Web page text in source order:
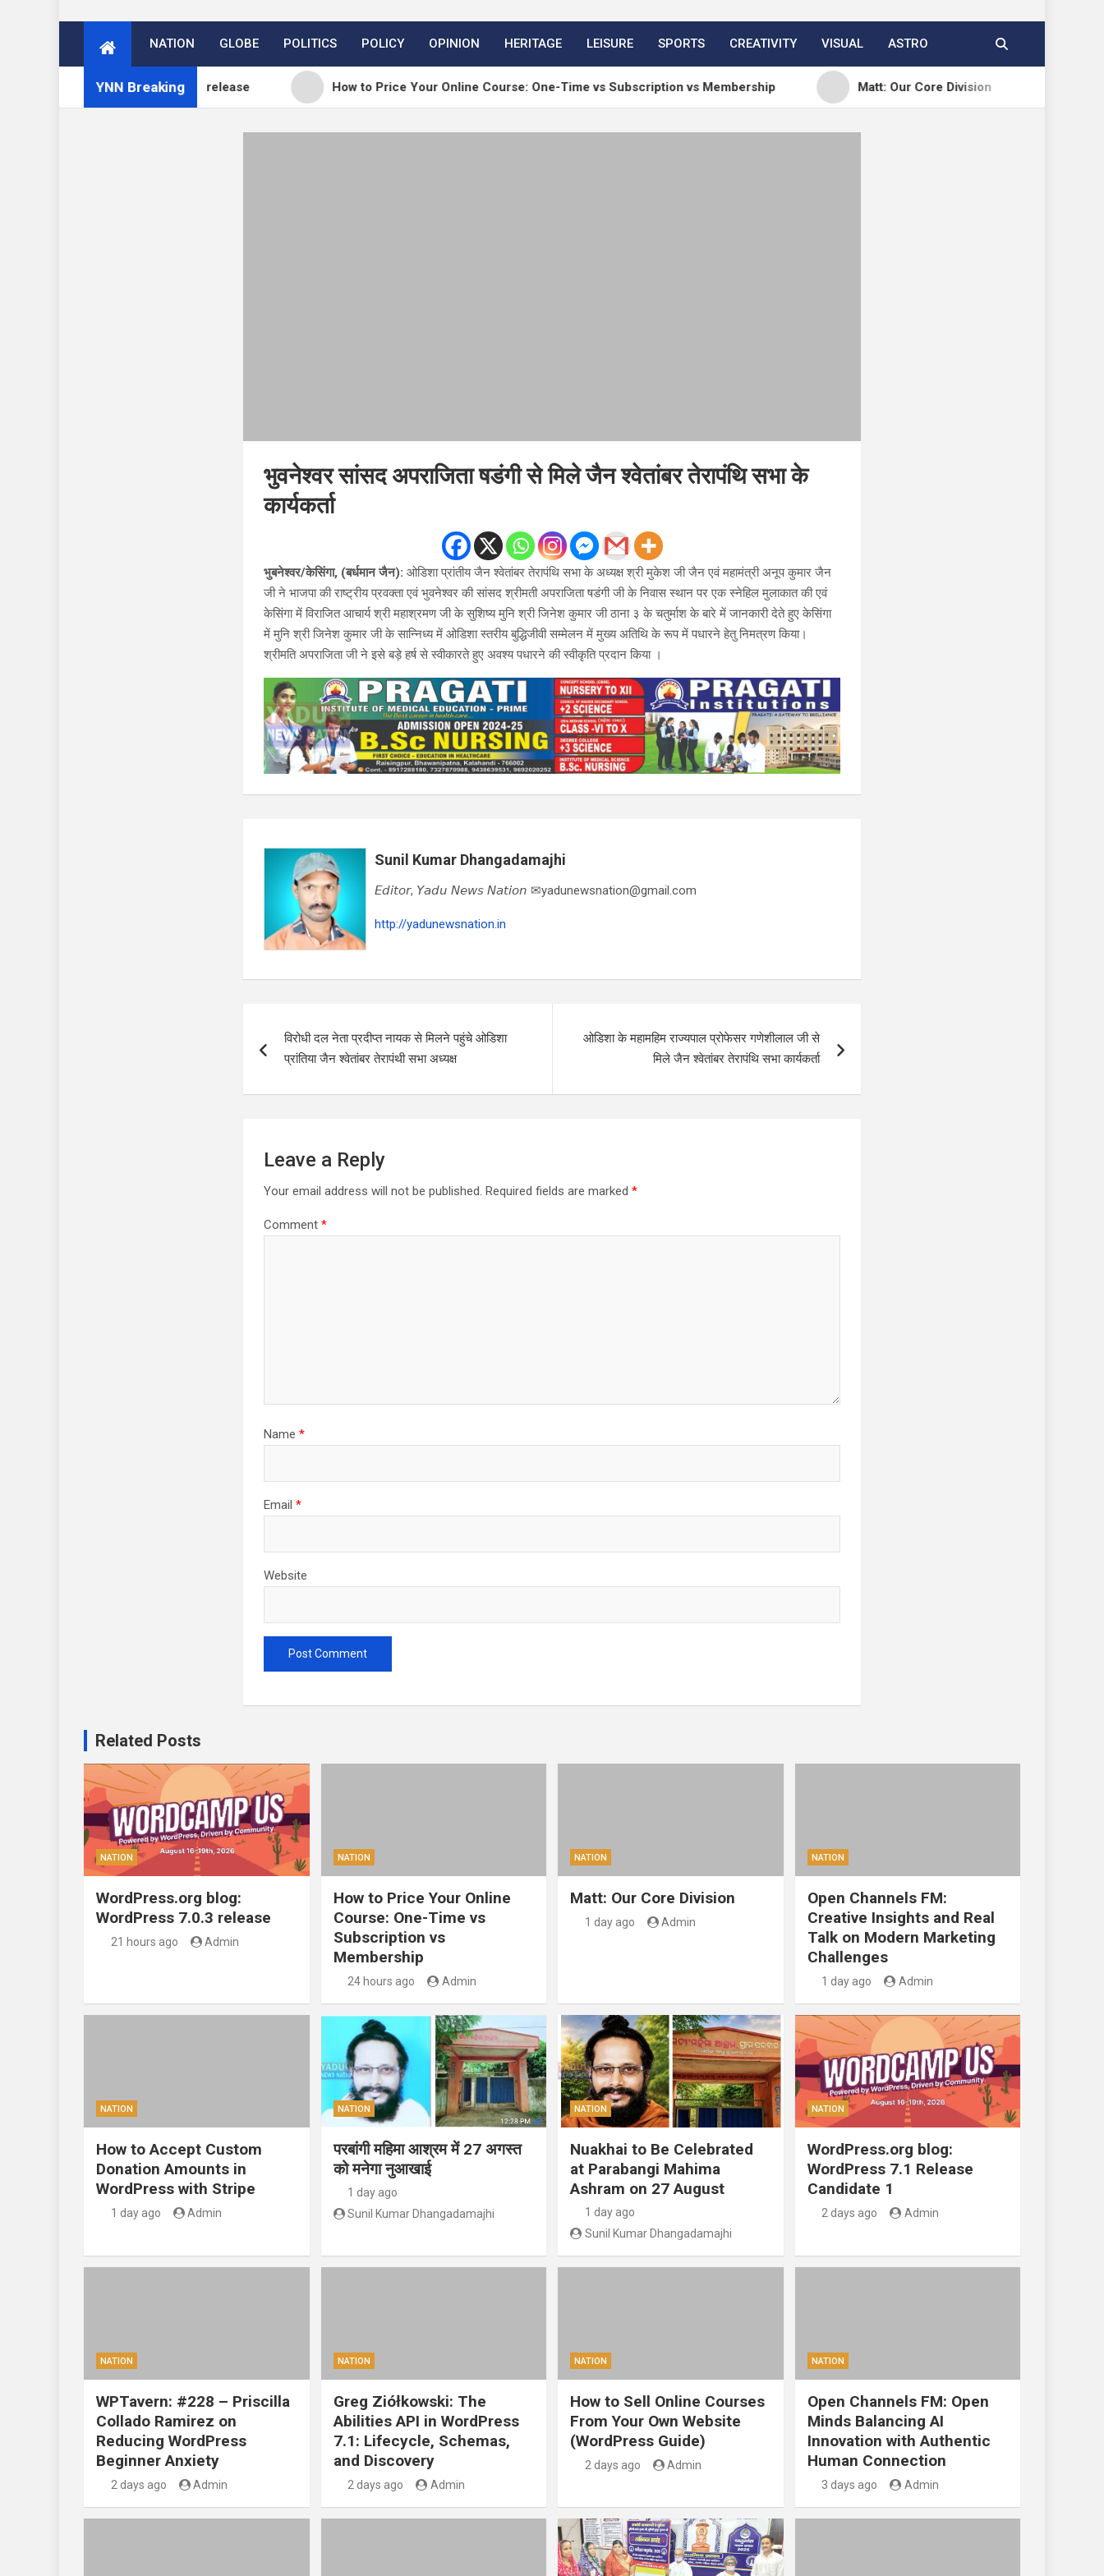
NATION GLOBE POLITICS POLICY OPINION HERITAGE LEISURE SPORTS CREATIVITY VISUAL ASTRO
YNN Breaking
blog: WordPress 7.0.3 release How to Price Your Online Course: One-Time vs Subscription vs Membership Matt: Our Core Division
भुवनेश्वर सांसद अपराजिता षडंगी से मिले जैन श्वेतांबर तेरापंथि सभा के
कार्यकर्ता
भुबनेश्वर/केसिंगा, (बर्धमान जैन): ओडिशा प्रांतीय जैन श्वेतांबर तेरापंथि सभा के अध्यक्ष श्री मुकेश जी जैन एवं महामंत्री अनूप कुमार जैन
जी ने भाजपा की राष्ट्रीय प्रवक्ता एवं भुवनेश्वर की सांसद श्रीमती अपराजिता षडंगी जी के निवास स्थान पर एक स्नेहिल मुलाकात की एवं
केसिंगा में विराजित आचार्य श्री महाश्रमण जी के सुशिष्य मुनि श्री जिनेश कुमार जी ठाना ३ के चतुर्माश के बारे में जानकारी देते हुए केसिंगा
में मुनि श्री जिनेश कुमार जी के सान्निध्य में ओडिशा स्तरीय बुद्धिजीवी सम्मेलन में मुख्य अतिथि के रूप में पधारने हेतु निमत्रण किया।
श्रीमति अपराजिता जी ने इसे बड़े हर्ष से स्वीकारते हुए अवश्य पधारने की स्वीकृति प्रदान किया ।
Sunil Kumar Dhangadamajhi
𝘌𝘥𝘪𝘵𝘰𝘳, 𝘠𝘢𝘥𝘶 𝘕𝘦𝘸𝘴 𝘕𝘢𝘵𝘪𝘰𝘯 ✉yadunewsnation@gmail.com
http://yadunewsnation.in
navigation
विरोधी दल नेता प्रदीप्त नायक से मिलने पहुंचे ओडिशा
प्रांतिया जैन श्वेतांबर तेरापंथी सभा अध्यक्ष
ओडिशा के महामहिम राज्यपाल प्रोफेसर गणेशीलाल जी से
मिले जैन श्वेतांबर तेरापंथि सभा कार्यकर्ता
Leave a Reply
Your email address will not be published. Required fields are marked *
Comment *
Name *
Email *
Website
Related Posts
NATION
WordPress.org blog:
WordPress 7.0.3 release
21 hours ago Admin
NATION
How to Price Your Online
Course: One-Time vs
Subscription vs
Membership
24 hours ago Admin
NATION
Matt: Our Core Division
1 day ago Admin
NATION
Open Channels FM:
Creative Insights and Real
Talk on Modern Marketing
Challenges
1 day ago Admin
NATION
How to Accept Custom
Donation Amounts in
WordPress with Stripe
1 day ago Admin
NATION
परबांगी महिमा आश्रम में 27 अगस्त
को मनेगा नुआखाई
1 day ago
Sunil Kumar Dhangadamajhi
NATION
Nuakhai to Be Celebrated
at Parabangi Mahima
Ashram on 27 August
1 day ago
Sunil Kumar Dhangadamajhi
NATION
WordPress.org blog:
WordPress 7.1 Release
Candidate 1
2 days ago Admin
NATION
WPTavern: #228 – Priscilla
Collado Ramirez on
Reducing WordPress
Beginner Anxiety
2 days ago Admin
NATION
Greg Ziółkowski: The
Abilities API in WordPress
7.1: Lifecycle, Schemas,
and Discovery
2 days ago Admin
NATION
How to Sell Online Courses
From Your Own Website
(WordPress Guide)
2 days ago Admin
NATION
Open Channels FM: Open
Minds Balancing AI
Innovation with Authentic
Human Connection
3 days ago Admin